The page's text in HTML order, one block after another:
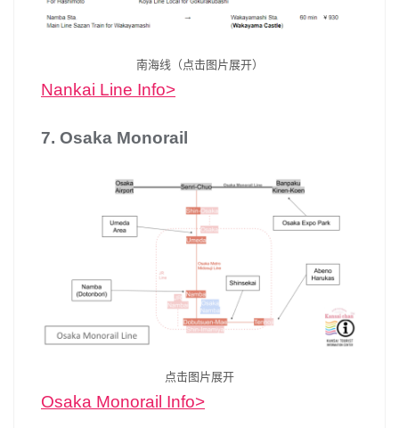
南海线（点击图片展开）
Nankai Line Info>
7. Osaka Monorail
点击图片展开
Osaka Monorail Info>